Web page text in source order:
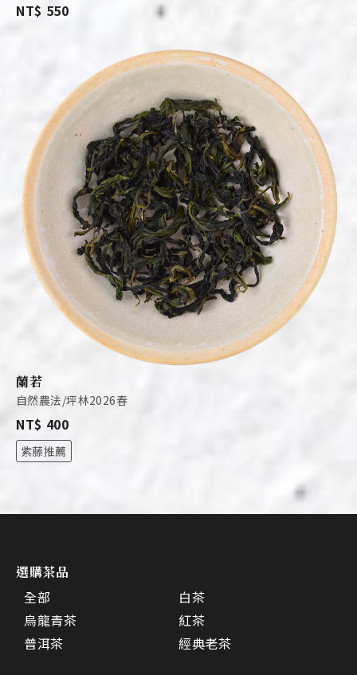
NT$ 550
蘭若
自然農法/坪林2026春
NT$ 400
紫藤推薦
選購茶品
全部
白茶
烏龍青茶
紅茶
普洱茶
經典老茶